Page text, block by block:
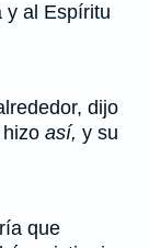
y al Espíritu
dijo
así, y su
que